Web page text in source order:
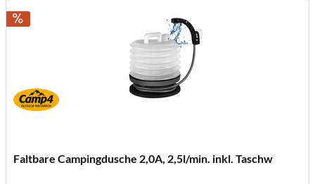
Faltbare Campingdusche 2,0A, 2,5l/min. inkl. Taschw